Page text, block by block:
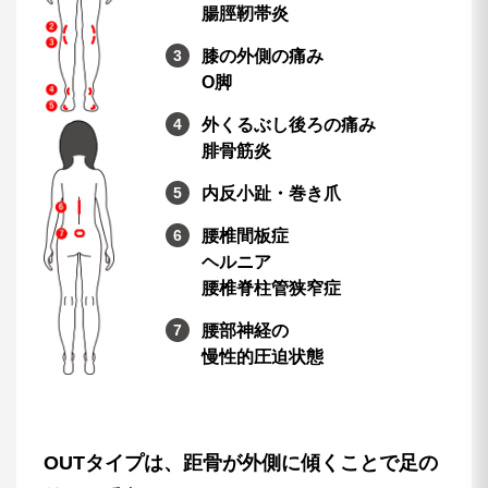
腸脛靭帯炎
膝の外側の痛み
O脚
外くるぶし後ろの痛み
腓骨筋炎
内反小趾・巻き爪
腰椎間板症
ヘルニア
腰椎脊柱管狭窄症
腰部神経の
慢性的圧迫状態
OUTタイプは、距骨が外側に傾くことで足の